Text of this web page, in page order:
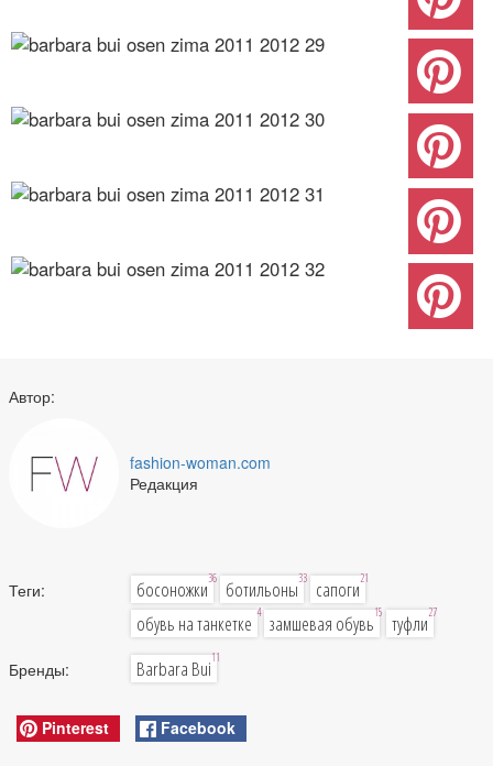
Автор:
fashion-woman.com
Редакция
Теги: босоножки36 ботильоны33 сапоги21
обувь на танкетке 4 замшевая обувь15 туфли27
Бренды: Barbara Bui11
Pinterest Facebook